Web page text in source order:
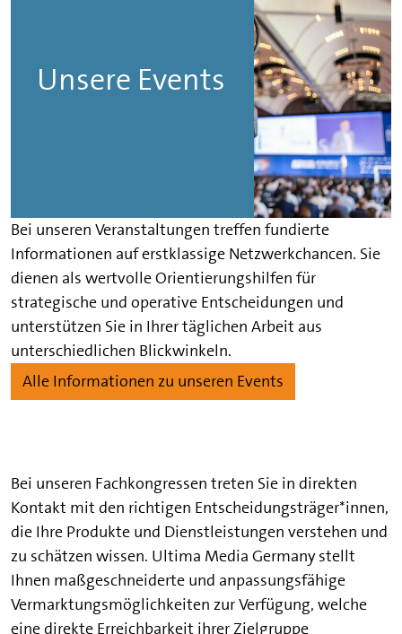
Unsere Events
Bei unseren Veranstaltungen treffen fundierte
Informationen auf erstklassige Netzwerkchancen. Sie
dienen als wertvolle Orientierungshilfen für
strategische und operative Entscheidungen und
unterstützen Sie in Ihrer täglichen Arbeit aus
unterschiedlichen Blickwinkeln.
Alle Informationen zu unseren Events
Bei unseren Fachkongressen treten Sie in direkten
Kontakt mit den richtigen Entscheidungsträger*innen,
die Ihre Produkte und Dienstleistungen verstehen und
zu schätzen wissen. Ultima Media Germany stellt
Ihnen maßgeschneiderte und anpassungsfähige
Vermarktungsmöglichkeiten zur Verfügung, welche
eine direkte Erreichbarkeit ihrer Zielgruppe